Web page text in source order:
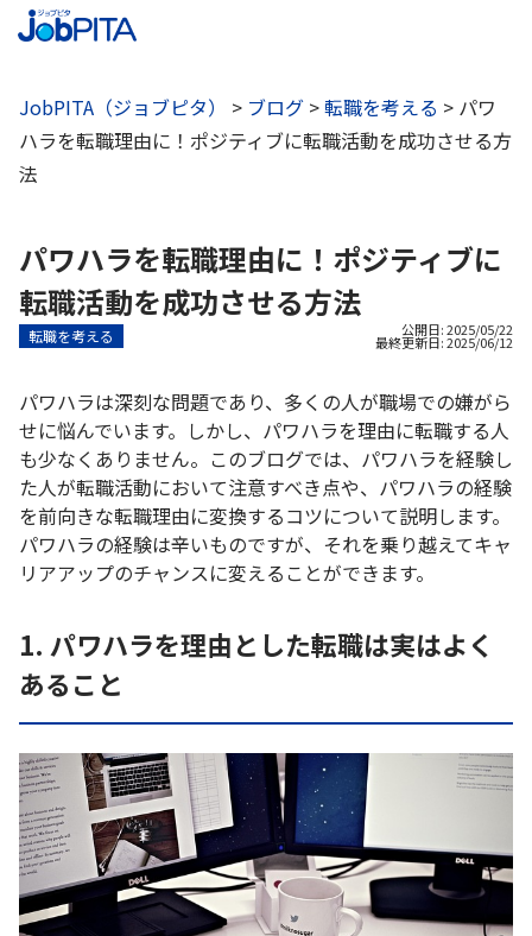
JobPITA（ジョブピタ） > ブログ >転職を考える > パワ
ハラを転職理由に！ポジティブに転職活動を成功させる方
法
パワハラを転職理由に！ポジティブに
転職活動を成功させる方法
転職を考える 公開日: 2025/05/22
最終更新日:2025/06/12
パワハラは深刻な問題であり、多くの人が職場での嫌がら
せに悩んでいます。しかし、パワハラを理由に転職する人
も少なくありません。このブログでは、パワハラを経験し
た人が転職活動において注意すべき点や、パワハラの経験
を前向きな転職理由に変換するコツについて説明します。
パワハラの経験は辛いものですが、それを乗り越えてキャ
リアアップのチャンスに変えることができます。
1. パワハラを理由とした転職は実はよく
あること